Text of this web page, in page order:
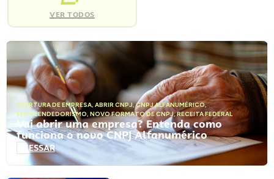
VER TODOS
ABERTURA DE EMPRESA, ABRIR CNPJ,CNPJ ALFANUMÉRICO,
EMPREENDEDORISMO, NOVO FORMATO DE CNPJ,RECEITA FEDERAL
Vai abrir uma empresa? Entenda como
funciona o novo CNPJ Alfanumérico
ACESSAR